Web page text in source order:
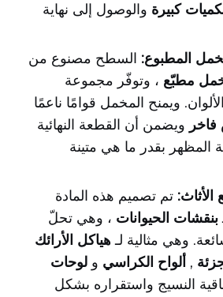
كبيرة والوصول إلى نهاية
المطبوع: السطح مصنوع من
مطبّع ، وتوفّر مجموعة
ويمنح المخمل قوامًا ناعمًا
ويضمن أن القطعة النهائية
المظهر بقدر ما هي متينة
تم تصميم هذه المادة
بنقشات الحيوانات ، وهي تحلّ
وهي مثالية لـهياكل الأرائك
, ألواح الكراسي و لوحات
النسيج واستقراره بشكل